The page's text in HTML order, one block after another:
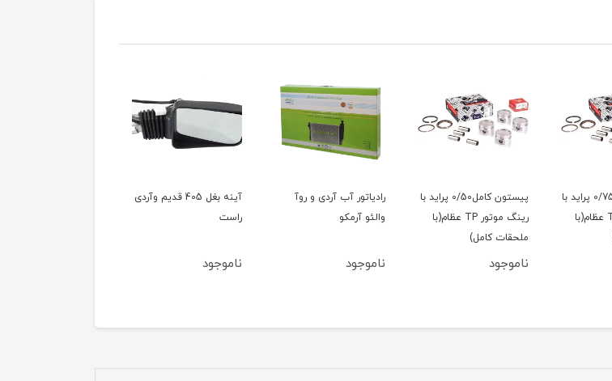
پیستون کامل0/75 پراید با
رینگ موتور TP عظام(با
پیستون کامل0/50 پراید با
رینگ موتور TP عظام(با
ملحقات کامل)
ناموجود
رادیاتور آب آردی و روآ
والئو آرمکو
ناموجود
آینه بغل 405 قدیم وآردی
راست
ناموجود